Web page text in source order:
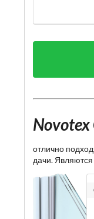
Novotex
отлично
дачи.